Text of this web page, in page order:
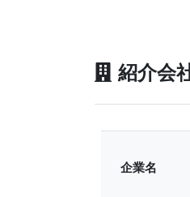
紹介会
企業名